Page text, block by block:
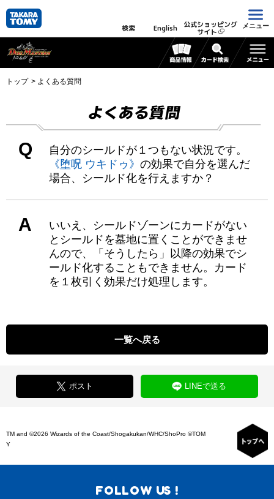
検索 English 公式ショッピング
サイト
メニュー
トップ よくある質問
よくある質問
Q
自分のシールドが１つもない状況です。
《堕呪 ウキドゥ》 の効果で自分を選んだ
場合、シールド化を行えますか？
A
いいえ、シールドゾーンにカードがない
とシールドを墓地に置くことができませ
んので、「そうしたら」以降の効果でシ
ールド化することもできません。カード
を１枚引く効果だけ処理します。
一覧へ戻る
ポスト LINEで送る
TM and ©2026 Wizards of the Coast/Shogakukan/WHC/ShoPro ©TOM
Y
FOLLOW US !